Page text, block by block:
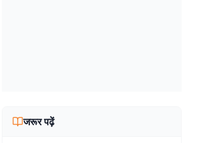
जरूर पढ़ें